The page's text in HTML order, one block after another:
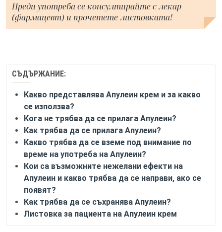
Преди употреба се консултирайте с лекар
(фармацевт) и прочетете листовката!
СЪДЪРЖАНИЕ:
Какво представлява Апулеин крем и за какво
се използва?
Кога не трябва да се прилага Апулеин?
Как трябва да се прилага Апулеин?
Какво трябва да се вземе под внимание по
време на употреба на Апулеин?
Кои са възможните нежелани ефекти на
Апулеин и какво трябва да се направи, ако се
появят?
Как трябва да се съхранява Апулеин?
Листовка за пациента на Апулеин крем